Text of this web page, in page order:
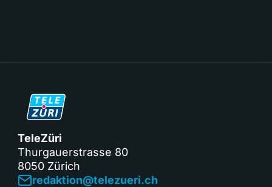
TeleZüri
Thurgauerstrasse 80
8050 Zürich
redaktion@telezueri.ch